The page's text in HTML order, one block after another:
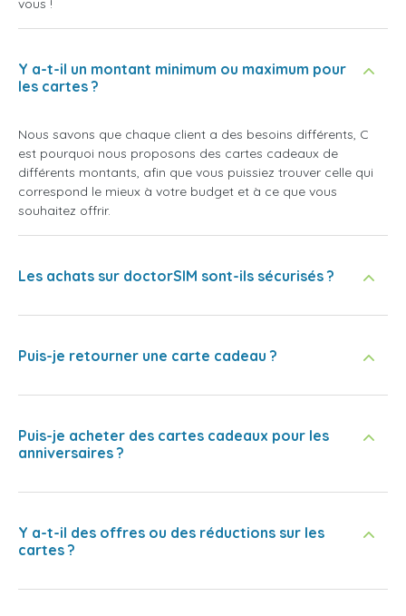
vous !
Y a-t-il un montant minimum ou maximum pour
les cartes ?
Nous savons que chaque client a des besoins différents, C
est pourquoi nous proposons des cartes cadeaux de
différents montants, afin que vous puissiez trouver celle qui
correspond le mieux à votre budget et à ce que vous
souhaitez offrir.
Les achats sur doctorSIM sont-ils sécurisés ?
Puis-je retourner une carte cadeau ?
Puis-je acheter des cartes cadeaux pour les
anniversaires ?
Y a-t-il des offres ou des réductions sur les
cartes ?